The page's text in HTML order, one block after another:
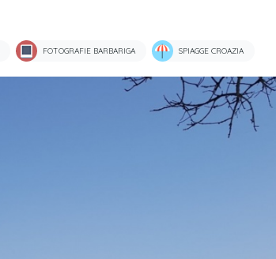
FOTOGRAFIE BARBARIGA SPIAGGE CROAZIA